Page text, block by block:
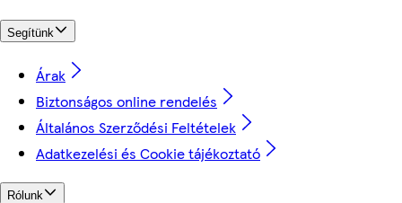
Segítünk
Árak
Biztonságos online rendelés
Általános Szerződési Feltételek
Adatkezelési és Cookie tájékoztató
Rólunk